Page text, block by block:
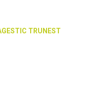
TRUNEST